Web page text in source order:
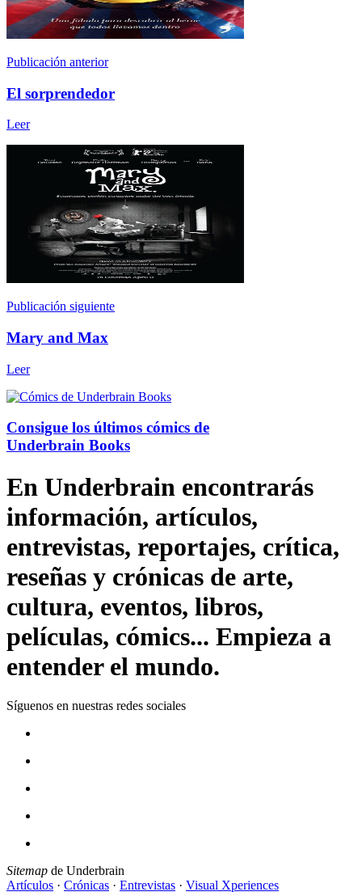
Publicación anterior
El sorprendedor
Leer
Publicación siguiente
Mary and Max
Leer
Consigue los últimos cómics de
Underbrain Books
En Underbrain encontrarás
información, artículos,
entrevistas, reportajes, crítica,
reseñas y crónicas de arte,
cultura, eventos, libros,
películas, cómics... Empieza a
entender el mundo.
Síguenos en nuestras redes sociales
Sitemap de Underbrain
Artículos · Crónicas · Entrevistas · Visual Xperiences